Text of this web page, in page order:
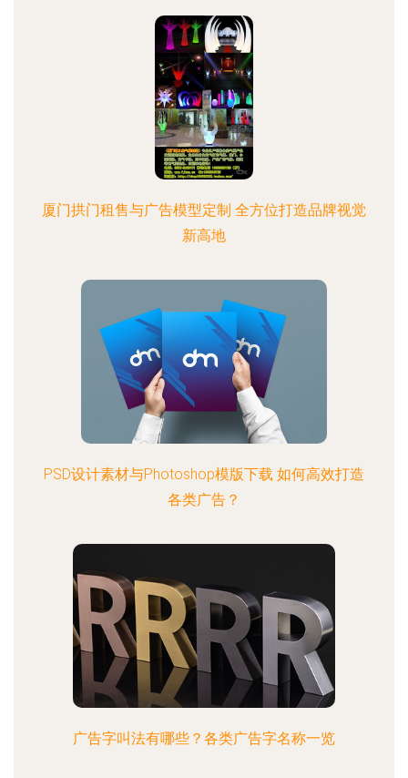
厦门拱门租售与广告模型定制 全方位打造品牌视觉
新高地
PSD设计素材与Photoshop模版下载 如何高效打造
各类广告？
广告字叫法有哪些？各类广告字名称一览